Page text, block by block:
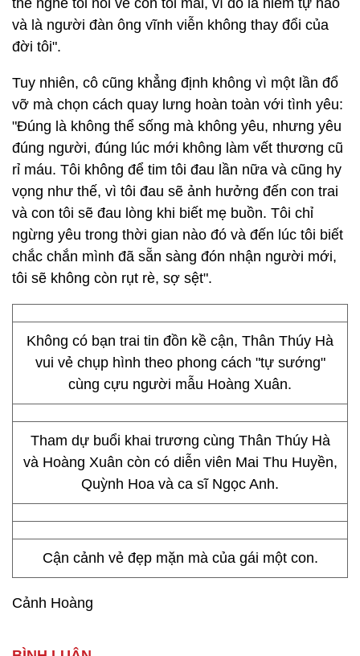
thể nghe tôi nói về con tôi mãi, vì đó là niềm tự hào
và là người đàn ông vĩnh viễn không thay đổi của
đời tôi".
Tuy nhiên, cô cũng khẳng định không vì một lần đổ
vỡ mà chọn cách quay lưng hoàn toàn với tình yêu:
"Đúng là không thể sống mà không yêu, nhưng yêu
đúng người, đúng lúc mới không làm vết thương cũ
rỉ máu. Tôi không để tim tôi đau lần nữa và cũng hy
vọng như thế, vì tôi đau sẽ ảnh hưởng đến con trai
và con tôi sẽ đau lòng khi biết mẹ buồn. Tôi chỉ
ngừng yêu trong thời gian nào đó và đến lúc tôi biết
chắc chắn mình đã sẵn sàng đón nhận người mới,
tôi sẽ không còn rụt rè, sợ sệt".
Không có bạn trai tin đồn kề cận, Thân Thúy Hà
vui vẻ chụp hình theo phong cách "tự sướng"
cùng cựu người mẫu Hoàng Xuân.
Tham dự buổi khai trương cùng Thân Thúy Hà
và Hoàng Xuân còn có diễn viên Mai Thu Huyền,
Quỳnh Hoa và ca sĩ Ngọc Anh.
Cận cảnh vẻ đẹp mặn mà của gái một con.
Cảnh Hoàng